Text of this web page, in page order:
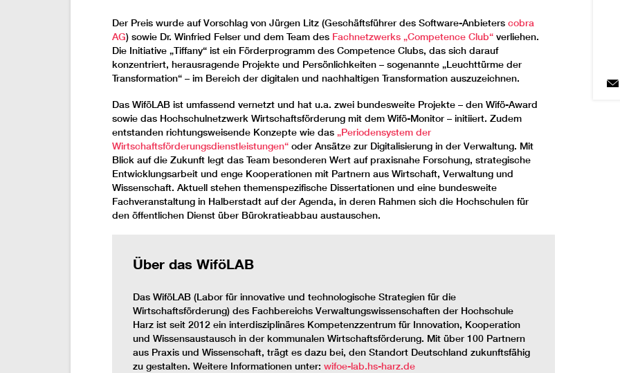
Der Preis wurde auf Vorschlag von Jürgen Litz (Geschäftsführer des Software-Anbieters cobra
AG) sowie Dr. Winfried Felser und dem Team des Fachnetzwerks „Competence Club“ verliehen.
Die Initiative „Tiffany“ ist ein Förderprogramm des Competence Clubs, das sich darauf
konzentriert, herausragende Projekte und Persönlichkeiten – sogenannte „Leuchttürme der
Transformation“ – im Bereich der digitalen und nachhaltigen Transformation auszuzeichnen.
Das WiföLAB ist umfassend vernetzt und hat u.a. zwei bundesweite Projekte – den Wifö-Award
sowie das Hochschulnetzwerk Wirtschaftsförderung mit dem Wifö-Monitor – initiiert. Zudem
entstanden richtungsweisende Konzepte wie das „Periodensystem der
Wirtschaftsförderungsdienstleistungen“ oder Ansätze zur Digitalisierung in der Verwaltung. Mit
Blick auf die Zukunft legt das Team besonderen Wert auf praxisnahe Forschung, strategische
Entwicklungsarbeit und enge Kooperationen mit Partnern aus Wirtschaft, Verwaltung und
Wissenschaft. Aktuell stehen themenspezifische Dissertationen und eine bundesweite
Fachveranstaltung in Halberstadt auf der Agenda, in deren Rahmen sich die Hochschulen für
den öffentlichen Dienst über Bürokratieabbau austauschen.
Über das WiföLAB
Das WiföLAB (Labor für innovative und technologische Strategien für die
Wirtschaftsförderung) des Fachbereichs Verwaltungswissenschaften der Hochschule
Harz ist seit 2012 ein interdisziplinäres Kompetenzzentrum für Innovation, Kooperation
und Wissensaustausch in der kommunalen Wirtschaftsförderung. Mit über 100 Partnern
aus Praxis und Wissenschaft, trägt es dazu bei, den Standort Deutschland zukunftsfähig
zu gestalten. Weitere Informationen unter: wifoe-lab.hs-harz.de